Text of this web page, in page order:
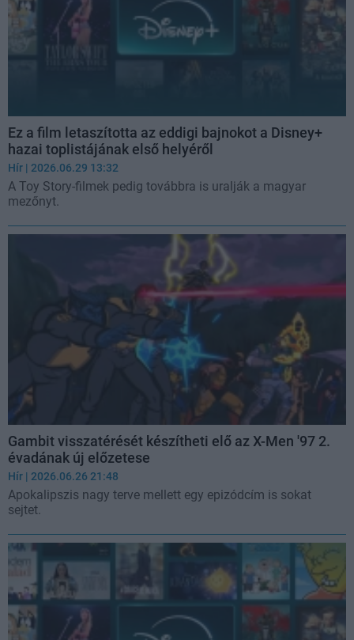
Ez a film letaszította az eddigi bajnokot a Disney+
hazai toplistájának első helyéről
Hír | 2026.06.29 13:32
A Toy Story-filmek pedig továbbra is uralják a magyar
mezőnyt.
Gambit visszatérését készítheti elő az X-Men '97 2.
évadának új előzetese
Hír | 2026.06.26 21:48
Apokalipszis nagy terve mellett egy epizódcím is sokat
sejtet.